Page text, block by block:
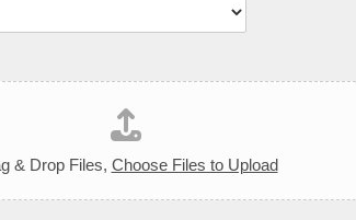
& Drop Files, Choose Files to Upload